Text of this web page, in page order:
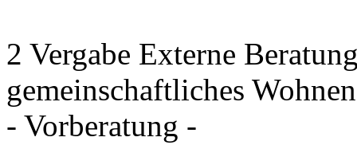
2 Vergabe Externe
gemeinschaftliches Wohnen
- Vorberatung -